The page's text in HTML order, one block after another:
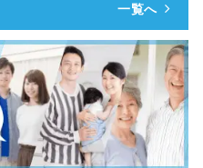
一覧へ